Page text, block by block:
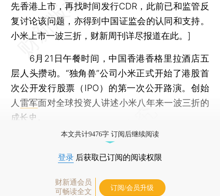
先香港上市，再找时间发行CDR，此前已和监管反
复讨论该问题，亦得到中国证监会的认同和支持。
小米上市一波三折，财新周刊详尽报道在此。]
6月21日午餐时间，中国香港香格里拉酒店五
层人头攒动。“独角兽”公司小米正式开始了港股首
次公开发行股票（IPO）的第一次公开路演。创始
人 雷军面对全球投资人讲述小米八年来一波三折的
成长史。
本文共计9476字 订阅后继续阅读
登录 后获取已订阅的阅读权限
财新通会员
可畅读全文
订阅/会员升级